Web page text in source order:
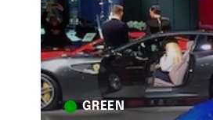
GREEN